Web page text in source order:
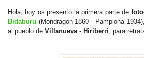
Hola, hoy os presento la primera parte de
Bidaburu (Mondragon 1860 - Pamplona
al pueblo de Villanueva - Hiriberri , para